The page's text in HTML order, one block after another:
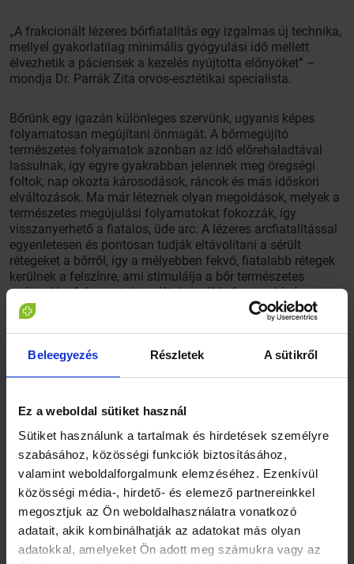
Beleegyezés Részletek A sütikről
Ez a weboldal sütiket használ
Sütiket használunk a tartalmak és hirdetések személyre
szabásához, közösségi funkciók biztosításához,
valamint weboldalforgalmunk elemzéséhez. Ezenkívül
közösségi média-, hirdető- és elemező partnereinkkel
megosztjuk az Ön weboldalhasználatra vonatkozó
adatait, akik kombinálhatják az adatokat más olyan
adatokkal, amelyeket Ön adott meg számukra vagy az
„A frakcionált lézeres bőrfiatalítás egy izgalmas új technika,
mellyel gyakorlatilag minimális gyógyulási idő mellett
élvezhetik a páciensek a kezelés nyújtotta előnyöket” –
mondja Dr. Parrák Zita orvos-esztétikai specialista.
Bőrünk egy igazán különleges szervünk, ugyanis képes
folyamatosan megújítani önmagát. A bőrmegújító
természetes folyamatok azonban az idő előrehaladtával
lassulnak, így egyre gyakrabban jelennek meg öregségi
foltok, nap okozta károsodások, ráncok és más időskori
elváltozások. Ma már léteznek olyan megoldások, melyek a
természetes megújulási folyamatokat fokozzák, így
visszanyerhető a fiatalos, üde arc. A lézeres arcfiatalítással
egyenletesen és pontosan tudják eltávolítani a sérült
rétegeket a bőrről, így a mélyebben fekvő, fiatalabb rétegek
kerülnek a felszínre, ami stimulálja a bőr természetes
gyógyulási folyamatait, ezáltal simább, feszesebb és
ragyogóbb megjelenést eredményez.